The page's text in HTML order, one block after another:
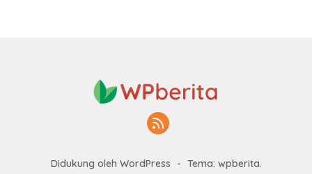
Didukung oleh WordPress - Tema: wpberita.